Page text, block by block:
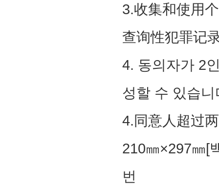
3.收集和使用
查询性犯罪记
4. 동의자가 2
성할 수 있습니
4.同意人超过
210㎜×297㎜[
번